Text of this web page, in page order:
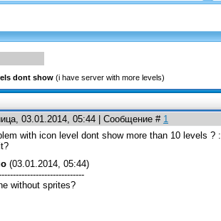
dont show (i have server with more levels)
03.01.2014, 05:44 | Сообщение # 1
with icon level dont show more than 10 levels ? :
(03.01.2014, 05:44)
without sprites?